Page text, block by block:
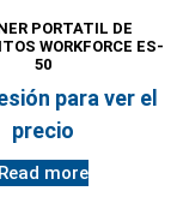
PORTATIL DE
WORKFORCE ES-
50
para ver el
precio
Read more